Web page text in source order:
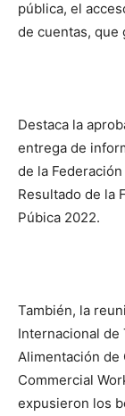
pública, el
de cuentas, que
Destaca la
entrega de
de la
Resultado de la
Púbica 2022.
También, la
Internacional de
Alimentación de
Commercial
expusieron los